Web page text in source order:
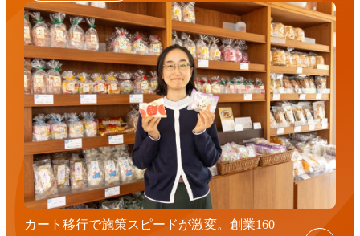
カート移行で施策スピードが激変。創業160